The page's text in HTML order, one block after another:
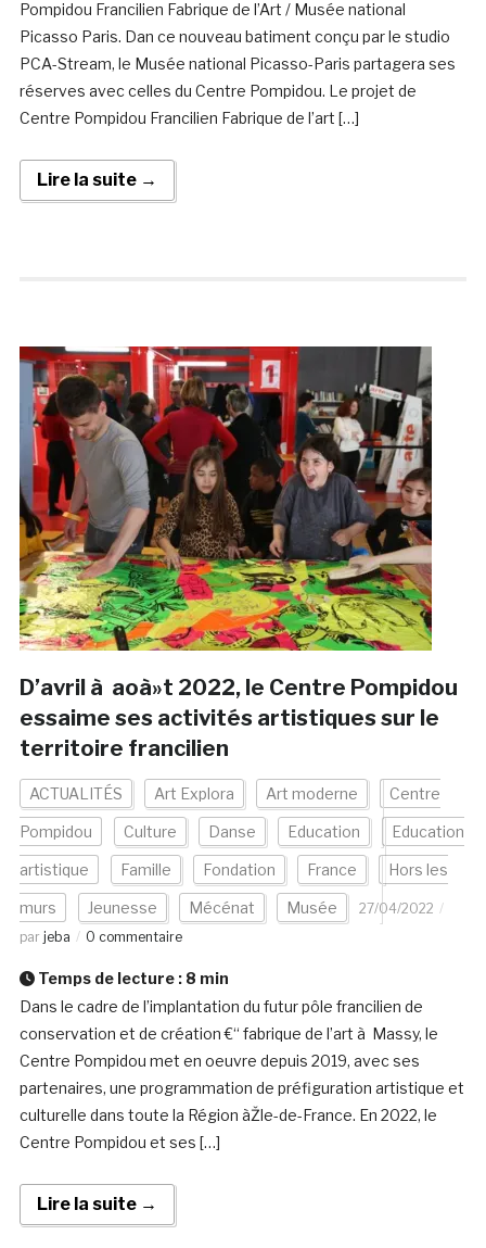
Pompidou Francilien Fabrique de l’Art / Musée national
Picasso Paris. Dan ce nouveau batiment conçu par le studio
PCA-Stream, le Musée national Picasso-Paris partagera ses
réserves avec celles du Centre Pompidou. Le projet de
Centre Pompidou Francilien Fabrique de l’art […]
Lire la suite →
D’avril à aoà»t 2022, le Centre Pompidou
essaime ses activités artistiques sur le
territoire francilien
ACTUALITÉS Art Explora Art moderne Centre
Pompidou Culture Danse Education Education
artistique Famille Fondation France Hors les
murs Jeunesse Mécénat Musée
27/04/2022
par jeba 0 commentaire
Temps de lecture : 8 min
Dans le cadre de l’implantation du futur pôle francilien de
conservation et de création €“ fabrique de l’art à Massy, le
Centre Pompidou met en oeuvre depuis 2019, avec ses
partenaires, une programmation de préfiguration artistique et
culturelle dans toute la Région àŽle-de-France. En 2022, le
Centre Pompidou et ses […]
Lire la suite →